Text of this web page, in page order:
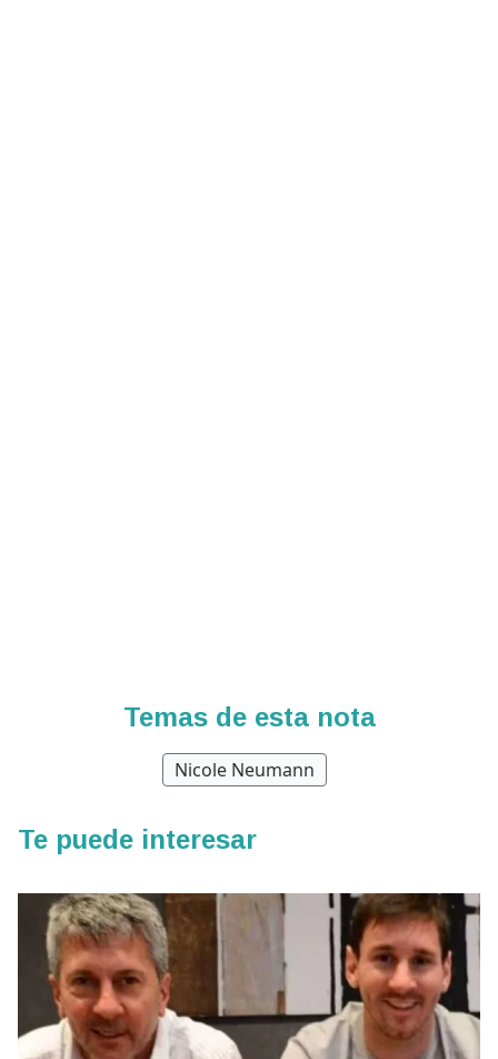
Temas de esta nota
Nicole Neumann
Te puede interesar